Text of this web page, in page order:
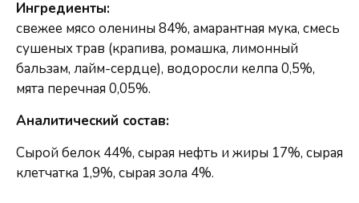
Ингредиенты:
свежее мясо оленины 84%, амарантная мука, смесь
сушеных трав (крапива, ромашка, лимонный
бальзам, лайм-сердце), водоросли келпа 0,5%,
мята перечная 0,05%.
Аналитический состав:
Сырой белок 44%, сырая нефть и жиры 17%, сырая
клетчатка 1,9%, сырая зола 4%.